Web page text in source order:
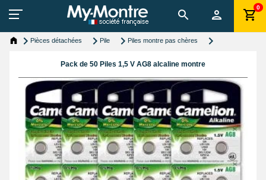
0
Pièces détachées Pile Piles montre pas chères
Pack de 50 Piles 1,5 V AG8 alcaline montre